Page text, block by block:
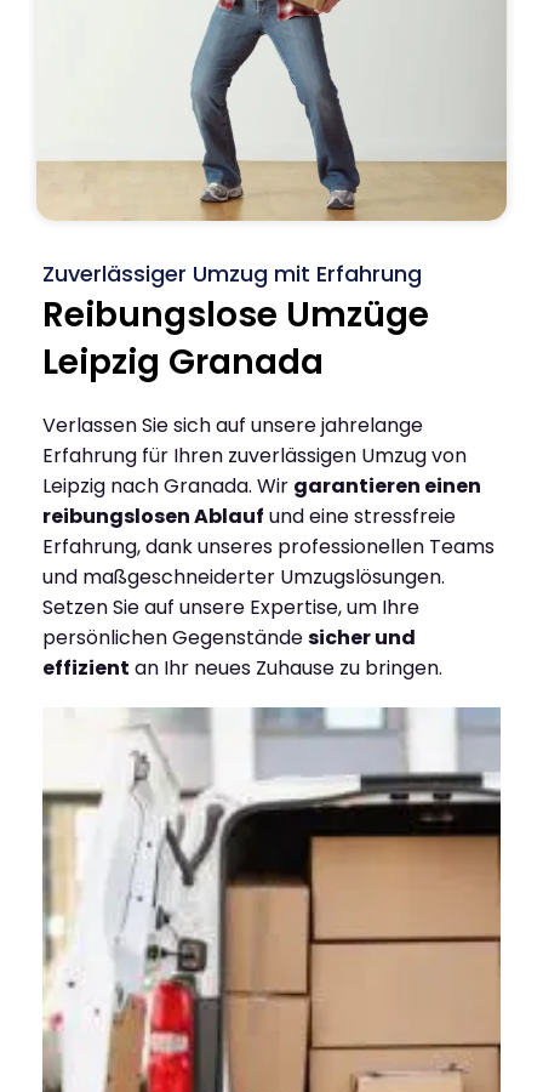
Zuverlässiger Umzug mit Erfahrung
Reibungslose Umzüge
Leipzig Granada
Verlassen Sie sich auf unsere jahrelange
Erfahrung für Ihren zuverlässigen Umzug von
Leipzig nach Granada. Wir garantieren einen
reibungslosen Ablauf und eine stressfreie
Erfahrung, dank unseres professionellen Teams
und maßgeschneiderter Umzugslösungen.
Setzen Sie auf unsere Expertise, um Ihre
persönlichen Gegenständesicher und
effizient an Ihr neues Zuhause zu bringen.